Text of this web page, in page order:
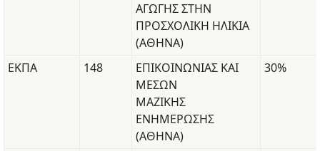
ΑΓΩΓΗΣ ΣΤΗΝ
ΠΡΟΣΧΟΛΙΚΗ ΗΛΙΚΙΑ
(ΑΘΗΝΑ)
ΕΚΠΑ 148
ΕΠΙΚΟΙΝΩΝΙΑΣ ΚΑΙ
ΜΕΣΩΝ
ΜΑΖΙΚΗΣ
ΕΝΗΜΕΡΩΣΗΣ
(ΑΘΗΝΑ)
30%